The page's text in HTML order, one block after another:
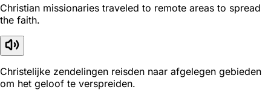
Christian missionaries traveled to remote areas to spread
the faith.
Christelijke zendelingen reisden naar afgelegen gebieden
om het geloof te verspreiden.